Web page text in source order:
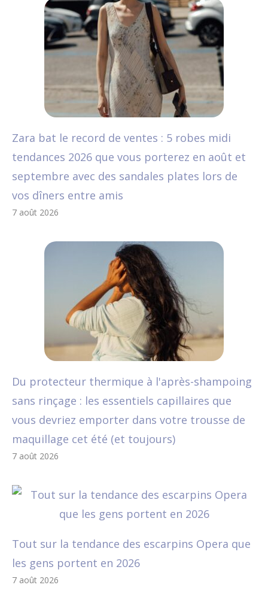
Zara bat le record de ventes : 5 robes midi
tendances 2026 que vous porterez en août et
septembre avec des sandales plates lors de
vos dîners entre amis
7 août 2026
Du protecteur thermique à l'après-shampoing
sans rinçage : les essentiels capillaires que
vous devriez emporter dans votre trousse de
maquillage cet été (et toujours)
7 août 2026
Tout sur la tendance des escarpins Opera que
les gens portent en 2026
7 août 2026